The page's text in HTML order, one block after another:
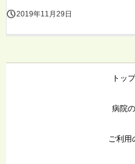
2019年11月29日
トッ
病院
ご利用